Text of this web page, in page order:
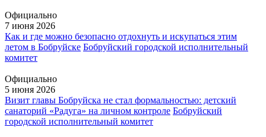
Официально
7 июня 2026
Как и где можно безопасно отдохнуть и искупаться этим
летом в Бобруйске Бобруйский городской исполнительный
комитет
Официально
5 июня 2026
Визит главы Бобруйска не стал формальностью: детский
санаторий «Радуга» на личном контроле Бобруйский
городской исполнительный комитет